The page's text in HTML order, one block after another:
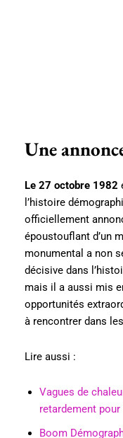
Une
Le 27 octobre 1982
l’histoire
officiellement
époustouflant d’un
monumental a non
décisive dans
mais il a aussi mis
opportunités
à rencontrer dans
Lire aussi :
Vagues de
retardement
Boom